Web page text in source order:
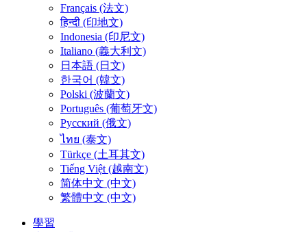
Français (法文)
हिन्दी (印地文)
Indonesia (印尼文)
Italiano (義大利文)
日本語 (日文)
한국어 (韓文)
Polski (波蘭文)
Português (葡萄牙文)
Русский (俄文)
ไทย (泰文)
Türkçe (土耳其文)
Tiếng Việt (越南文)
简体中文 (中文)
繁體中文 (中文)
學習